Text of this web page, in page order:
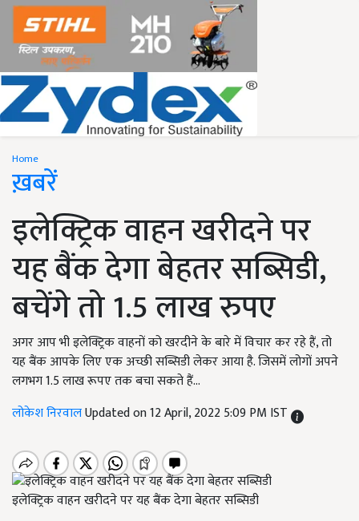
Home
ख़बरें
इलेक्ट्रिक वाहन खरीदने पर
यह बैंक देगा बेहतर सब्सिडी,
बचेंगे तो 1.5 लाख रुपए
अगर आप भी इलेक्ट्रिक वाहनों को खरदीने के बारे में विचार कर रहे हैं, तो
यह बैंक आपके लिए एक अच्छी सब्सिडी लेकर आया है. जिसमें लोगों अपने
लगभग 1.5 लाख रूपए तक बचा सकते हैं...
लोकेश निरवालUpdated on 12 April, 2022 5:09 PM IST
इलेक्ट्रिक वाहन खरीदने पर यह बैंक देगा बेहतर सब्सिडी